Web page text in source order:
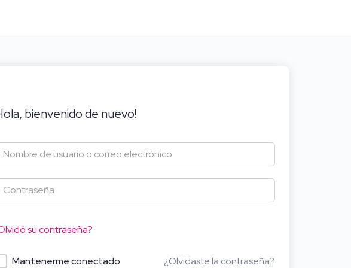
bienvenido de nuevo!
su contraseña?
Mantenerme conectado ¿Olvidaste la contraseña?